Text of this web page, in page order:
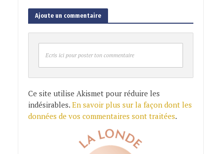
Ajoute un commentaire
Ecris ici pour poster ton commentaire
Ce site utilise Akismet pour réduire les
indésirables. En savoir plus sur la façon dont les
données de vos commentaires sont traitées.